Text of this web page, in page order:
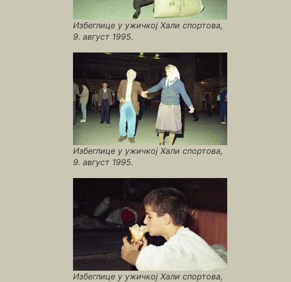
Избеглице у ужичкој Хали спортова,
9. август 1995.
Избеглице у ужичкој Хали спортова,
9. август 1995.
Избеглице у ужичкој Хали спортова,